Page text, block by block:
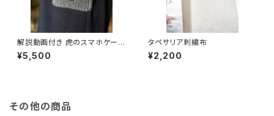
解説動画付き 虎のスマホケース
タペサリアキット（経験者向き）
¥5,500
タペサリア刺繍布
¥2,200
その他の商品